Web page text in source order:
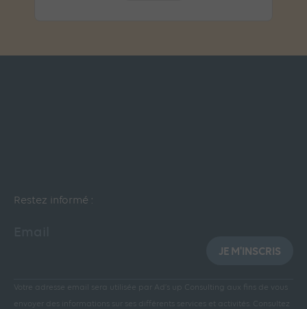
Restez informé :
JE M'INSCRIS
Votre adresse email sera utilisée par Ad’s up Consulting aux fins de vous
envoyer des informations sur ses différents services et activités.
Consultez